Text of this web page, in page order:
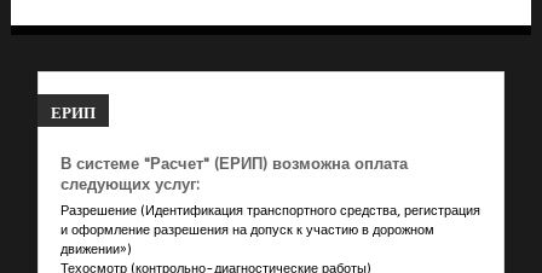
ЕРИП
В системе "Расчет" (ЕРИП) возможна оплата
следующих услуг:
Разрешение (Идентификация транспортного средства, регистрация
и оформление разрешения на допуск к участию в дорожном
движении»)
Техосмотр (контрольно-диагностические работы)